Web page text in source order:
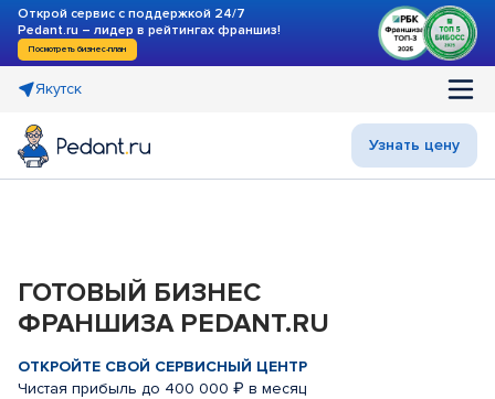
Открой сервис с поддержкой 24/7
Pedant.ru – лидер в рейтингах франшиз!
Посмотреть бизнес-план
Якутск
Узнать цену
ГОТОВЫЙ БИЗНЕС
ФРАНШИЗА PEDANT.RU
ОТКРОЙТЕ СВОЙ СЕРВИСНЫЙ ЦЕНТР
Чистая прибыль до 400 000 ₽ в месяц